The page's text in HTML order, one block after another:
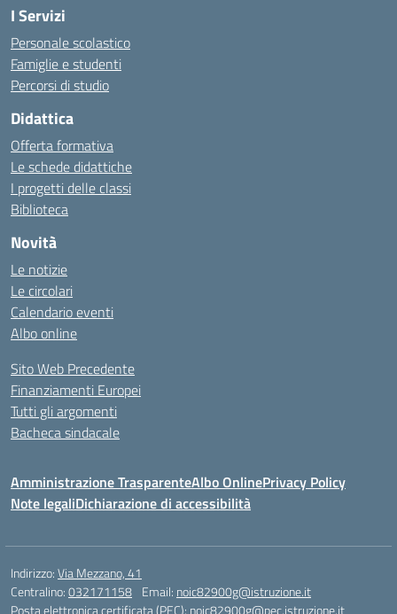
I Servizi
Personale scolastico
Famiglie e studenti
Percorsi di studio
Didattica
Offerta formativa
Le schede didattiche
I progetti delle classi
Biblioteca
Novità
Le notizie
Le circolari
Calendario eventi
Albo online
Sito Web Precedente
Finanziamenti Europei
Tutti gli argomenti
Bacheca sindacale
Amministrazione TrasparenteAlbo OnlinePrivacy Policy
Note legaliDichiarazione di accessibilità
Indirizzo:Via Mezzano, 41
Centralino:032171158 Email: noic82900g@istruzione.it
Posta elettronica certificata (PEC): noic82900g@pec.istruzione.it